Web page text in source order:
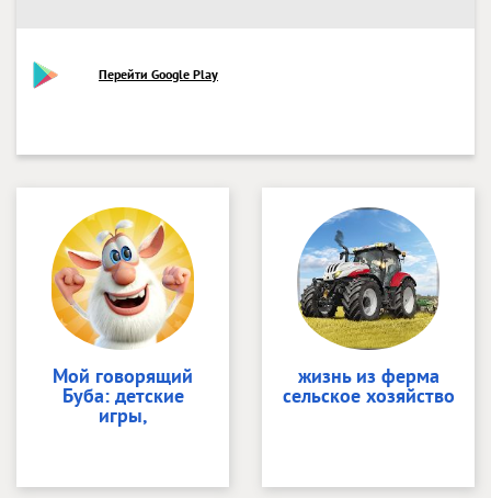
Перейти Google Play
Мой говорящий
Буба: детские
игры,
жизнь из ферма
сельское хозяйство